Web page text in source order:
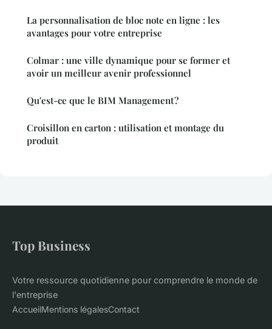
La personnalisation de bloc note en ligne : les
avantages pour votre entreprise
Colmar : une ville dynamique pour se former et
avoir un meilleur avenir professionnel
Qu'est-ce que le BIM Management ?
Croisillon en carton : utilisation et montage du
produit
Top Business
Votre ressource quotidienne pour comprendre le monde de
l'entreprise
AccueilMentions légalesContact